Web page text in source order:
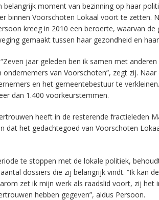
moment van bezinning op haar
binnen Voorschoten Lokaal voort te zetten.
kreeg in 2010 een beroerte, waarvan
gemaakt tussen haar gezondheid en
jaar geleden ben ik samen met
van Voorschoten”, zegt zij.
en het gemeentebestuur te
dan 1.400 voorkeurstemmen.
heeft in de resterende fractieleden
dat het gedachtegoed van Voorschoten
te stoppen met de lokale politiek,
dossiers die zij belangrijk vindt. “Ik kan
zet ik mijn werk als raadslid voort, zij het
hebben gegeven”, aldus Persoon.